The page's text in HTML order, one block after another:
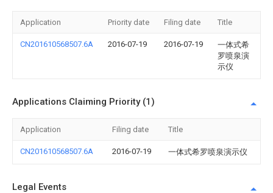
Application Priority date Filing date Title
CN201610568507.6A 2016-07-19 2016-07-19
一体式希
罗喷泉演
示仪
Applications Claiming Priority (1)
Application Filing date Title
CN201610568507.6A 2016-07-19 一体式希罗喷泉演示仪
Legal Events